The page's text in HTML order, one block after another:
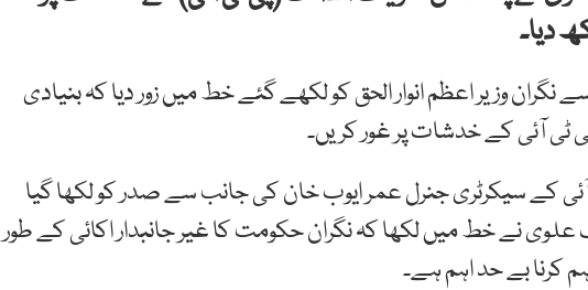
دیا۔
وزیر اعظم انوار الحق کو لکھے گئے خط میں زور دیا کہ بنیادی
ٹی آئی کے خدشات پر غور کریں۔
کے سیکرٹری جنرل عمر ایوب خان کی جانب سے صدر کو لکھا گیا
علوی نے خط میں لکھا کہ نگران حکومت کا غیر جانبدار اکائی کے طور
کرنا بے حد اہم ہے۔